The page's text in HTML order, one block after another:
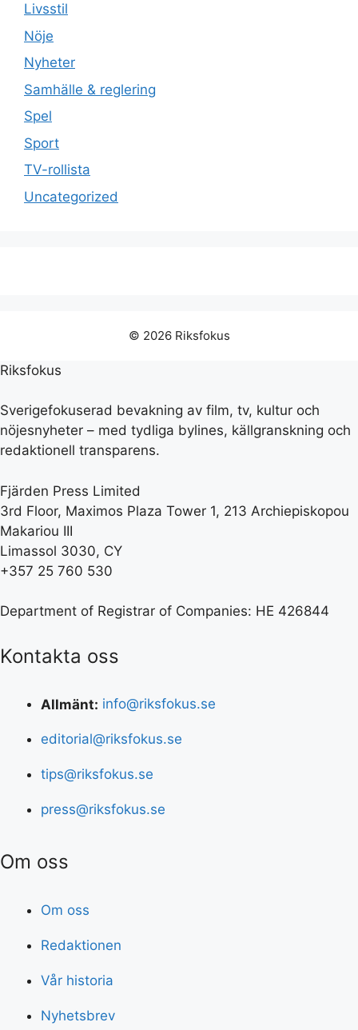
Livsstil
Nöje
Nyheter
Samhälle & reglering
Spel
Sport
TV-rollista
Uncategorized
© 2026 Riksfokus
Riksfokus
Sverigefokuserad bevakning av film, tv, kultur och
nöjesnyheter – med tydliga bylines, källgranskning och
redaktionell transparens.
Fjärden Press Limited
3rd Floor, Maximos Plaza Tower 1, 213 Archiepiskopou
Makariou III
Limassol 3030, CY
+357 25 760 530
Department of Registrar of Companies: HE 426844
Kontakta oss
Allmänt: info@riksfokus.se
editorial@riksfokus.se
tips@riksfokus.se
press@riksfokus.se
Om oss
Om oss
Redaktionen
Vår historia
Nyhetsbrev